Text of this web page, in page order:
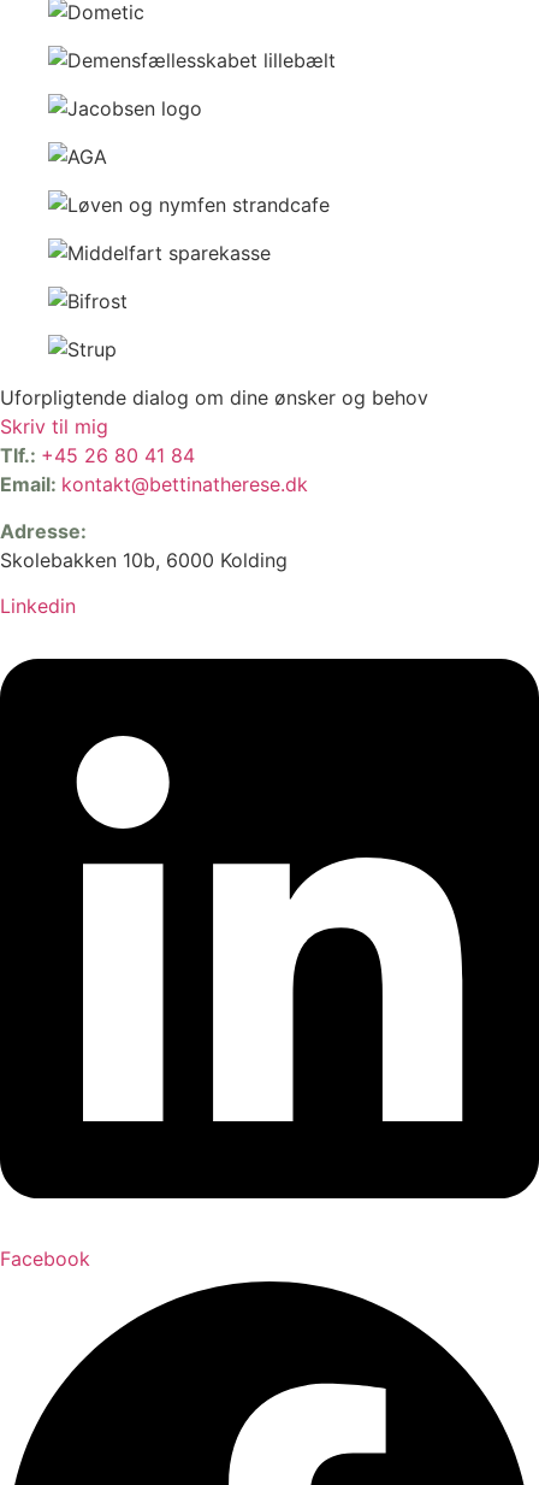
Uforpligtende dialog om dine ønsker og behov
Skriv til mig
Tlf.: +45 26 80 41 84
Email: kontakt@bettinatherese.dk
Adresse:
Skolebakken 10b, 6000 Kolding
Linkedin
Facebook